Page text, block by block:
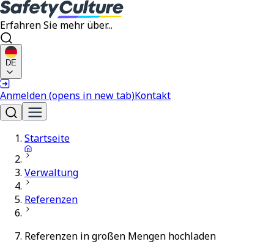
Erfahren Sie mehr über...
DE
Anmelden(opens in new tab)Kontakt
Startseite
Verwaltung
Referenzen
Referenzen in großen Mengen hochladen